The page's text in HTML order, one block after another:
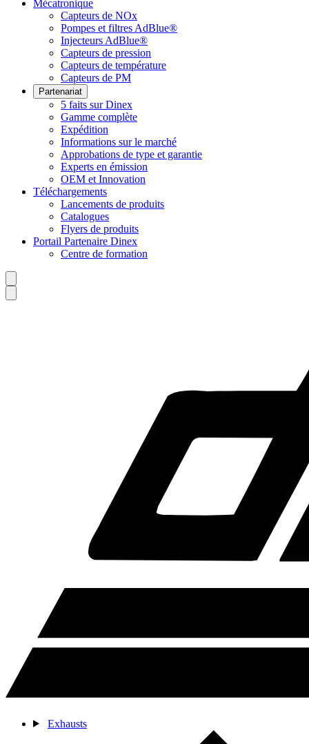
Mécatronique
Capteurs de NOx
Pompes et filtres AdBlue®
Injecteurs AdBlue®
Capteurs de pression
Capteurs de température
Capteurs de PM
Partenariat
5 faits sur Dinex
Gamme complète
Expédition
Informations sur le marché
Approbations de type et garantie
Experts en émission
OEM et Innovation
Téléchargements
Lancements de produits
Catalogues
Flyers de produits
Portail Partenaire Dinex
Centre de formation
Exhausts